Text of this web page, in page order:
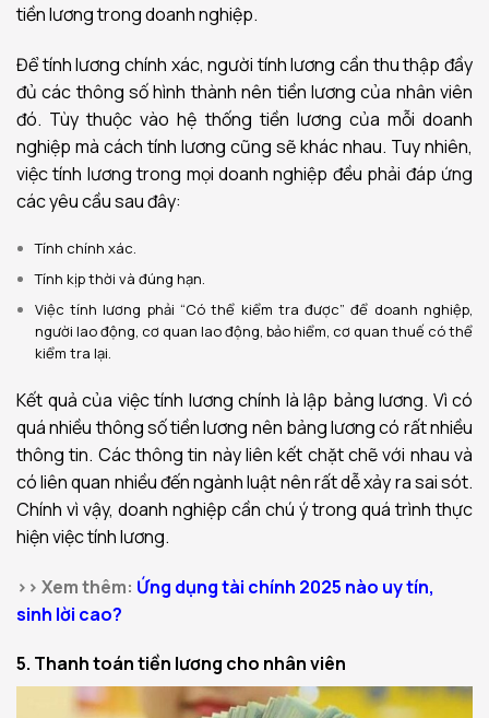
tiền lương trong doanh nghiệp.
Để tính lương chính xác, người tính lương cần thu thập đầy
đủ các thông số hình thành nên tiền lương của nhân viên
đó. Tùy thuộc vào hệ thống tiền lương của mỗi doanh
nghiệp mà cách tính lương cũng sẽ khác nhau. Tuy nhiên,
việc tính lương trong mọi doanh nghiệp đều phải đáp ứng
các yêu cầu sau đây:
Tính chính xác.
Tính kịp thời và đúng hạn.
Việc tính lương phải “Có thể kiểm tra được” để doanh nghiệp,
người lao động, cơ quan lao động, bảo hiểm, cơ quan thuế có thể
kiểm tra lại.
Kết quả của việc tính lương chính là lập bảng lương. Vì có
quá nhiều thông số tiền lương nên bảng lương có rất nhiều
thông tin. Các thông tin này liên kết chặt chẽ với nhau và
có liên quan nhiều đến ngành luật nên rất dễ xảy ra sai sót.
Chính vì vậy, doanh nghiệp cần chú ý trong quá trình thực
hiện việc tính lương.
>> Xem thêm: Ứng dụng tài chính 2025 nào uy tín,
sinh lời cao?
5. Thanh toán tiền lương cho nhân viên